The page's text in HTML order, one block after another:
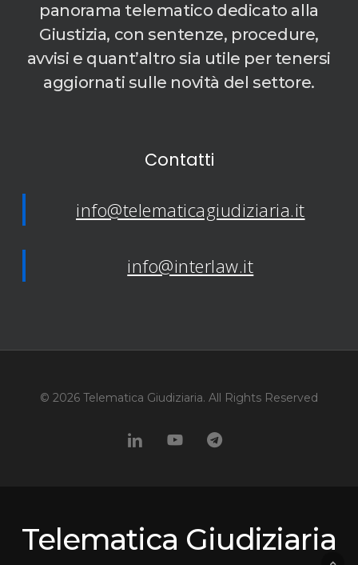
panorama telematico dedicato alla
Giustizia, con sentenze, procedure,
avvisi e quant’altro sia utile per tenersi
aggiornati sulle novità del settore.
Contatti
info@telematicagiudiziaria.it
info@interlaw.it
© 2026 Telematica Giudiziaria. All Rights Reserved
linkedinyoutubetelegram
Telematica Giudiziaria